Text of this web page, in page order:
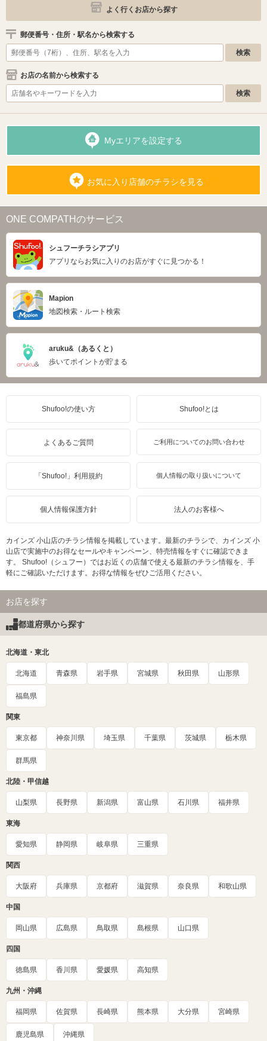
よく行くお店から探す
郵便番号・住所・駅名から検索する
お店の名前から検索する
Myエリアを設定する
お気に入り店舗のチラシを見る
ONE COMPATHのサービス
シュフーチラシアプリ
アプリならお気に入りのお店がすぐに見つかる！
Mapion
地図検索・ルート検索
aruku&（あるくと）
歩いてポイントが貯まる
Shufoo!の使い方 Shufoo!とは
よくあるご質問 ご利用についてのお問い合わせ
「Shufoo!」利用規約 個人情報の取り扱いについて
個人情報保護方針 法人のお客様へ
カインズ 小山店のチラシ情報を掲載しています。最新のチラシで、カインズ 小
山店で実施中のお得なセールやキャンペーン、特売情報をすぐに確認できま
す。 Shufoo!（シュフー）ではお近くの店舗で使える最新のチラシ情報を、手
軽にご確認いただけます。お得な情報をぜひご活用ください。
お店を探す
都道府県から探す
北海道・東北
北海道 青森県 岩手県 宮城県 秋田県 山形県
福島県
関東
東京都 神奈川県 埼玉県 千葉県 茨城県 栃木県
群馬県
北陸・甲信越
山梨県 長野県 新潟県 富山県 石川県 福井県
東海
愛知県 静岡県 岐阜県 三重県
関西
大阪府 兵庫県 京都府 滋賀県 奈良県 和歌山県
中国
岡山県 広島県 鳥取県 島根県 山口県
四国
徳島県 香川県 愛媛県 高知県
九州・沖縄
福岡県 佐賀県 長崎県 熊本県 大分県 宮崎県
鹿児島県 沖縄県